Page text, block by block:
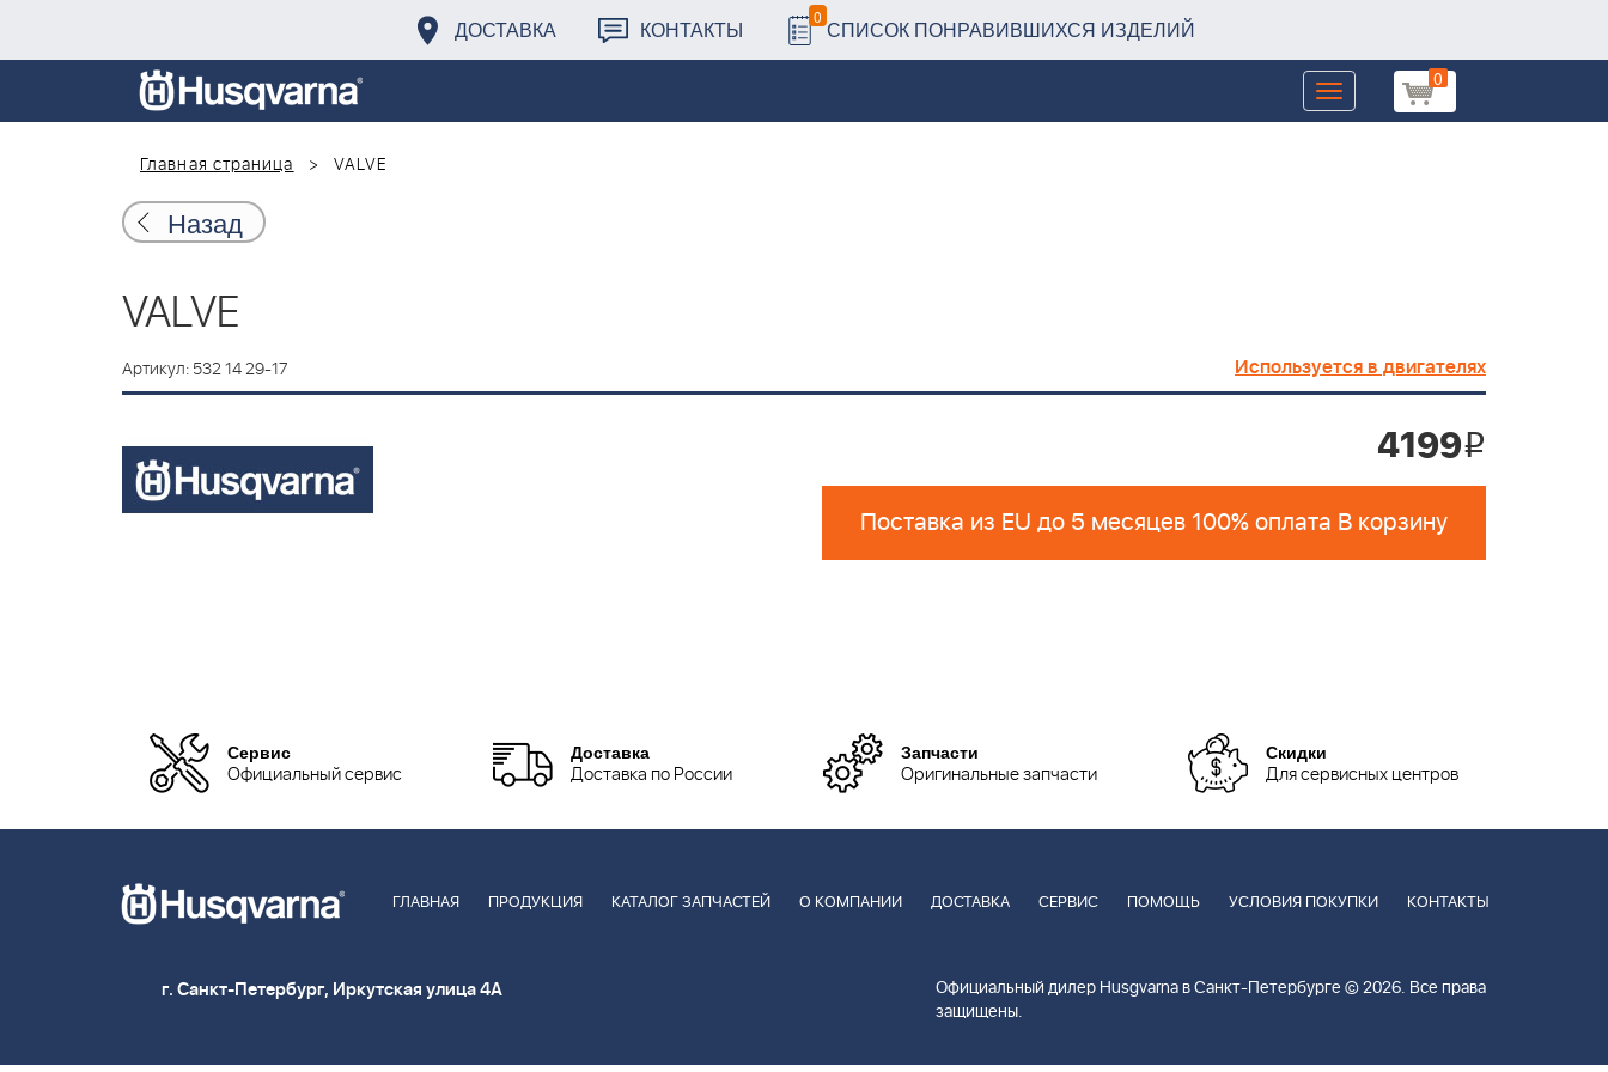
ДОСТАВКА КОНТАКТЫ 0 СПИСОК ПОНРАВИВШИХСЯ ИЗДЕЛИЙ
0
Toggle
navigation
Главная страница
VALVE
Назад
VALVE
Артикул: 532 14 29-17 Используется в двигателях
4199i
Поставка из EU до 5 месяцев 100% оплата В корзину
Сервис
Официальный сервис
Доставка
Доставка по России
Запчасти
Оригинальные запчасти
Скидки
Для сервисных центров
ГЛАВНАЯ ПРОДУКЦИЯ КАТАЛОГ ЗАПЧАСТЕЙ О КОМПАНИИ ДОСТАВКА СЕРВИС ПОМОЩЬ УСЛОВИЯ ПОКУПКИ КОНТАКТЫ
г. Санкт-Петербург, Иркутская улица 4А
Официальный дилер Husgvarna в Санкт-Петербурге © 2026. Все права
защищены.